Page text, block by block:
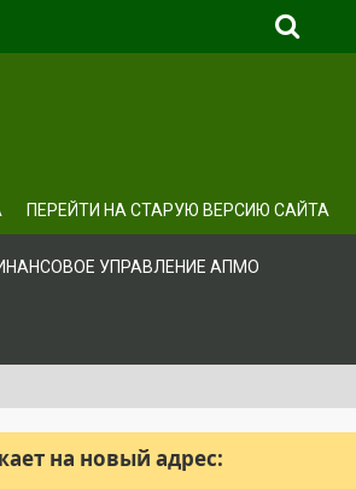
ПЕРЕЙТИ НА СТАРУЮ ВЕРСИЮ САЙТА
УПРАВЛЕНИЕ АПМО
на новый адрес: